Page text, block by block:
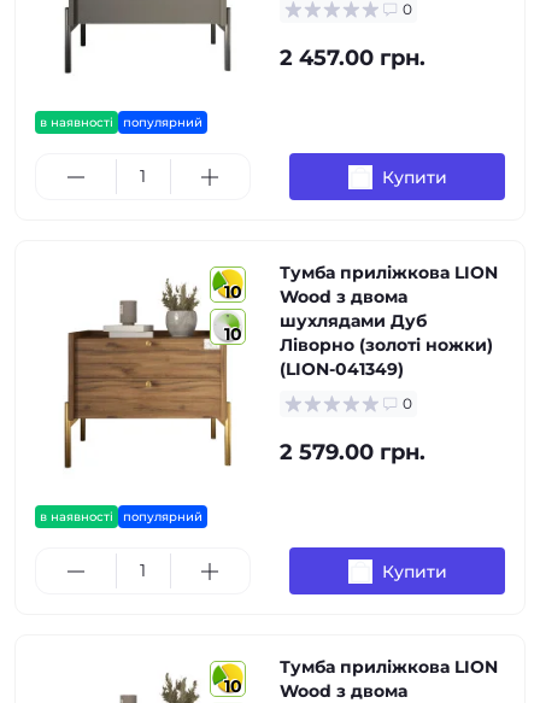
в наявності популярний
0
2 457.00 грн.
Купити
10
10
в наявності популярний
Тумба приліжкова LION
Wood з двома
шухлядами Дуб
Ліворно (золоті ножки)
(LION-041349)
0
2 579.00 грн.
Купити
10
Тумба приліжкова LION
Wood з двома